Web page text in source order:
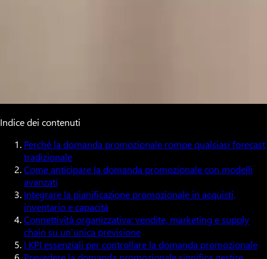
Indice dei contenuti
Perché la domanda promozionale rompe qualsiasi forecast
tradizionale
Come anticipare la domanda promozionale con modelli
avanzati
Integrare la pianificazione promozionale in acquisti,
inventario e capacità
Connettività organizzativa: vendite, marketing e supply
chain su un’unica previsione
I KPI essenziali per controllare la domanda promozionale